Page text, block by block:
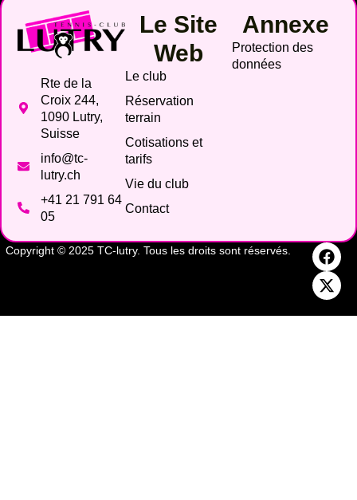
Rte de la
Croix 244,
1090 Lutry,
Suisse
info@tc-
lutry.ch
+41 21 791 64
05
Le Site
Web
Le club
Réservation
terrain
Cotisations et
tarifs
Vie du club
Contact
Annexe
Protection des
données
Copyright © 2025 TC-lutry. Tous les droits sont réservés.